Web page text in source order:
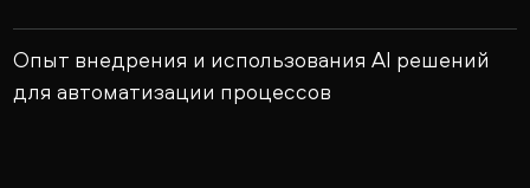
Опыт внедрения и использования AI решений
для автоматизации процессов